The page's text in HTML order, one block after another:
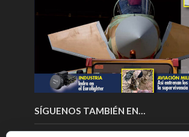
SÍGUENOS TAMBIÉN EN…